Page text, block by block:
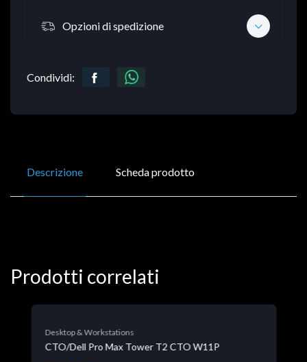
Opzioni di spedizione
Condividi:
Descrizione Scheda prodotto
Prodotti correlati
Desktop & Workstations
CTO/Dell Pro Max Tower T2 CTO W11P